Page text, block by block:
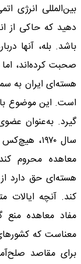
بین‌المللی انرژی
دهید که حاکی از
صحبت کرده‌اند،
هسته‌ای ایران به
است. این موضوع
گیرد. به‌عنوان
سال ۱۹۷۰،
معاهده محروم
هسته‌ای حق دارد
کند. آنچه ایالات
مفاد معاهده
معناست که
برای مقاصد